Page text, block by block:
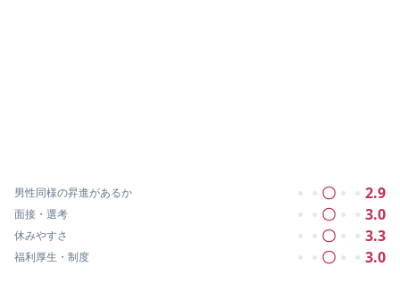
男性同様の昇進があるか ● ● 〇 ● ● 2.9
面接・選考 ● ● 〇 ● ● 3.0
休みやすさ ● ● 〇 ● ● 3.3
福利厚生・制度 ● ● 〇 ● ● 3.0